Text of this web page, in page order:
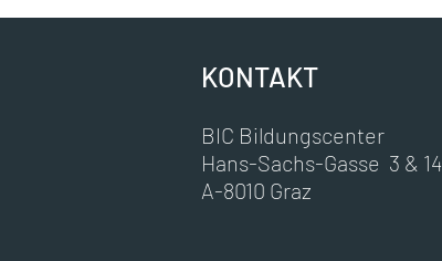
KONTAKT
BIC Bildungscenter
Hans-Sachs-Gasse 3 & 14
A-8010 Graz